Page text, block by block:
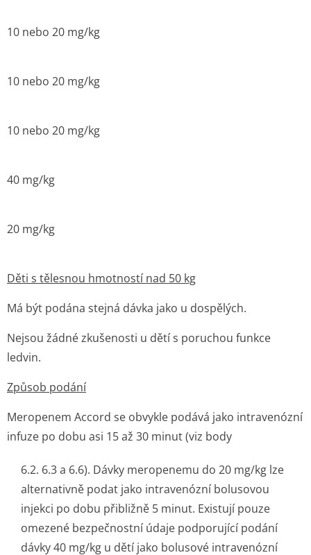
10 nebo 20 mg/kg
10 nebo 20 mg/kg
10 nebo 20 mg/kg
40 mg/kg
20 mg/kg
Děti s tělesnou hmotností nad 50 kg
Má být podána stejná dávka jako u dospělých.
Nejsou žádné zkušenosti u dětí s poruchou funkce
ledvin.
Způsob podání
Meropenem Accord se obvykle podává jako intravenózní
infuze po dobu asi 15 až 30 minut (viz body
6.2. 6.3 a 6.6). Dávky meropenemu do 20 mg/kg lze
alternativně podat jako intravenózní bolusovou
injekci po dobu přibližně 5 minut. Existují pouze
omezené bezpečnostní údaje podporující podání
dávky 40 mg/kg u dětí jako bolusové intravenózní